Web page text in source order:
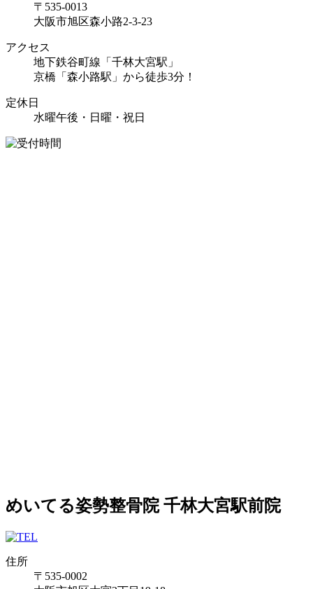
〒535-0013
大阪市旭区森小路2-3-23
アクセス
地下鉄谷町線「千林大宮駅」
京橋「森小路駅」から徒歩3分！
定休日
水曜午後・日曜・祝日
めいてる姿勢整骨院 千林大宮駅前院
住所
〒535-0002